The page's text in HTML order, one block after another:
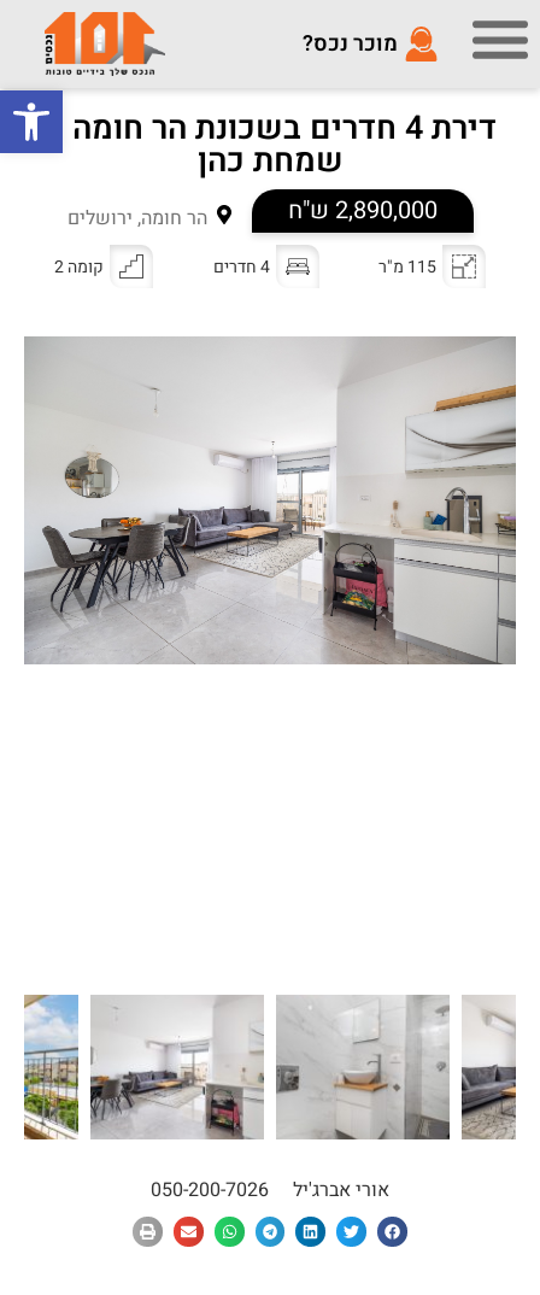
פתח
מוכר נכס?
דירת 4 חדרים בשכונת הר חומה –
שמחת כהן
2,890,000 ש"ח הר חומה, ירושלים
115 מ"ר 4 חדרים קומה 2
אורי אברג'יל 050-200-7026